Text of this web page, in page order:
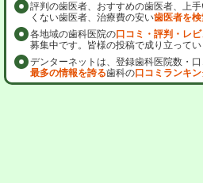
評判の歯医者、おすすめの歯医者、上
くない歯医者、治療費の安い歯医者を
各地域の歯科医院の口コミ・評判・レ
募集中です。皆様の投稿で成り立ってい
デンターネットは、登録歯科医院数・
最多の情報を誇る歯科の口コミランキ